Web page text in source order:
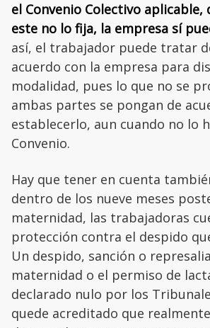
el Convenio Colectivo aplicable,
este no lo fija, la empresa sí
así, el trabajador puede tratar
acuerdo con la empresa para
modalidad, pues lo que no se
ambas partes se pongan de
establecerlo, aun cuando no lo
Convenio.
Hay que tener en cuenta
dentro de los nueve meses
maternidad, las trabajadoras
protección contra el despido
Un despido, sanción o
maternidad o el permiso de
declarado nulo por los
quede acreditado que